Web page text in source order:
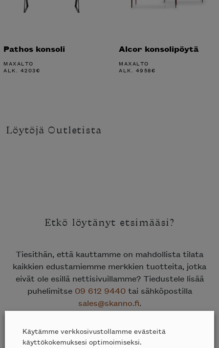
Pathos konsoli
MAXALTO
ALK. 4203€
Alcor konsolipöytä
MAXALTO
ALK. 4958€
Löytöjä Outletista
Etkö löytänyt etsimääsi?
Tiesithän, että kauttamme on mahdollista tilata
kaikkien edustamiemme merkkien tuotteita, jotka
eivät ole esillä nettisivuillamme? Tiedustele lisää
puhelimitse 09 612 9440tai sähköpostilla
sales@skanno.fi.
Käytämme verkkosivustollamme evästeitä
käyttökokemuksesi optimoimiseksi.